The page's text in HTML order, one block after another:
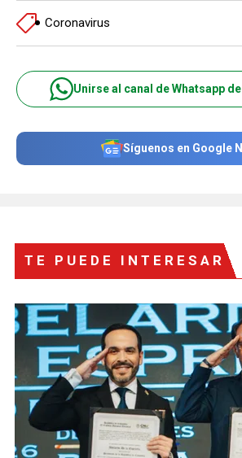
Coronavirus
Unirse al canal de Whatsapp
Síguenos en Google
TE PUEDE INTERESAR